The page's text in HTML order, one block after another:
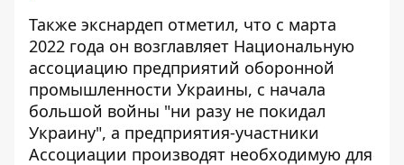
Также экснардеп отметил, что с марта
2022 года он возглавляет Национальную
ассоциацию предприятий оборонной
промышленности Украины, с начала
большой войны "ни разу не покидал
Украину", а предприятия-участники
Ассоциации производят необходимую для